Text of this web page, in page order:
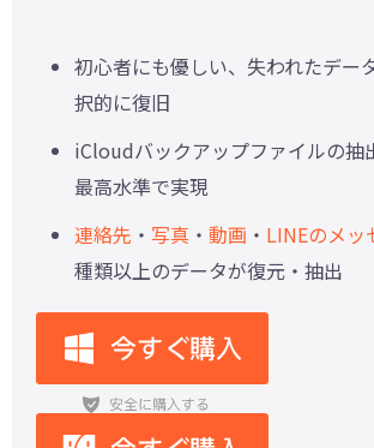
初心者にも優しい、失われたデー
択的に復旧
iCloudバックアップファイルの抽
最高水準で実現
連絡先 ・ 写真 ・ 動画 ・ LINEのメッ
種類以上のデータが復元・抽出